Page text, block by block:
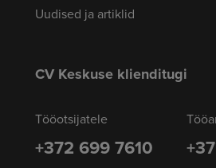
Uudised ja artiklid
CV Keskuse klienditugi
Tööotsijatele
+372 699 7610